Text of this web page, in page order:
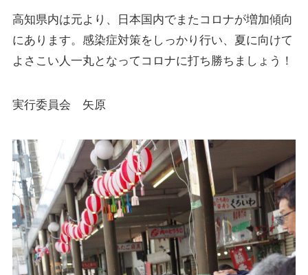
高知県内は元より、日本国内でまたコロナが増加傾向
にあります。感染症対策をしっかり行い、夏に向けて
よさこい人一丸となってコロナに打ち勝ちましょう！
実行委員会 矢原